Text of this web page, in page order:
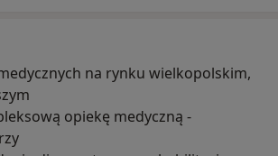
na rynku wielkopolskim,
opiekę medyczną -